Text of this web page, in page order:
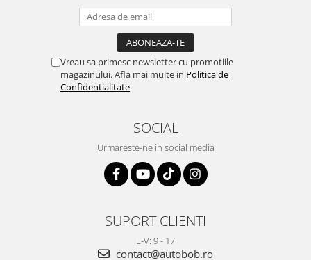
Vreau sa primesc newsletter cu promotiile
magazinului. Afla mai multe in Politica de
Confidentialitate
SOCIAL
Urmareste-ne in social media
SUPORT CLIENTI
L-V: 9 - 17
contact@autobob.ro